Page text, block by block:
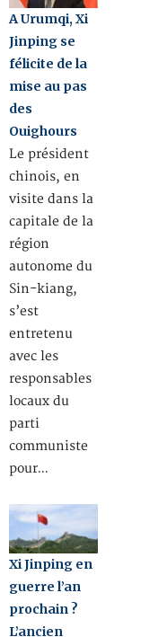
A Urumqi, Xi
Jinping se
félicite de la
mise au pas
des
Ouighours
Le président
chinois, en
visite dans la
capitale de la
région
autonome du
Sin-kiang,
s’est
entretenu
avec les
responsables
locaux du
parti
communiste
pour…
Xi Jinping en
guerre l’an
prochain ?
L’ancien